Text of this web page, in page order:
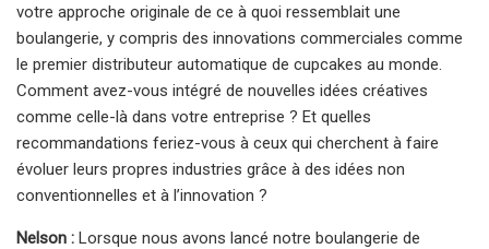
votre approche originale de ce à quoi ressemblait une
boulangerie, y compris des innovations commerciales comme
le premier distributeur automatique de cupcakes au monde.
Comment avez-vous intégré de nouvelles idées créatives
comme celle-là dans votre entreprise ? Et quelles
recommandations feriez-vous à ceux qui cherchent à faire
évoluer leurs propres industries grâce à des idées non
conventionnelles et à l’innovation ?
Nelson : Lorsque nous avons lancé notre boulangerie de